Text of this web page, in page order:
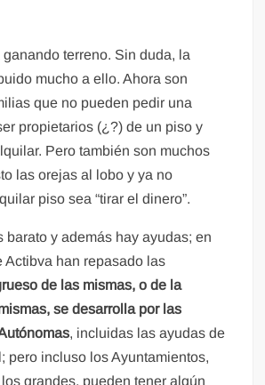
terreno. Sin duda, la
mucho a ello. Ahora son
que no pueden pedir una
propietarios (¿?) de un piso y
Pero también son muchos
las orejas al lobo y ya no
piso sea “tirar el dinero”.
barato y además hay ayudas; en
Actibva han repasado las
de las mismas, o de la
se desarrolla por las
, incluidas las ayudas de
pero incluso los Ayuntamientos,
grandes, pueden tener algún